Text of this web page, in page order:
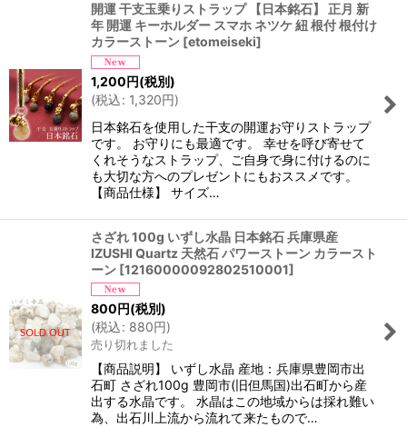
開運 干支玉乗りストラップ 【日本銘石】 正月 新
年 開運 キーホルダー スマホ ネツケ 紐 根付 根付け
カラーストーン [etomeiseki]
1,200円(税別)
(税込: 1,320円)
日本銘石を使用した干支の開運お守りストラップ
です。 お守りにも最適です。 幸せを呼び寄せて
くれそうなストラップ、ご自身で身に付けるのに
も大切な方へのプレゼントにもおススメです。
【商品仕様】 サイズ…
さざれ 100g いずし水晶 日本銘石 兵庫県産
IZUSHI Quartz 天然石 パワーストーン カラースト
ーン [12160000092802510001]
800円(税別)
(税込: 880円)
売り切れました
【商品説明】 いずし水晶 産地：兵庫県豊岡市出
石町 さざれ100g 豊岡市(旧但馬国)出石町から産
出する水晶です。 水晶はこの地域からは採れ難い
為、出石川上流から流れて来たもので…